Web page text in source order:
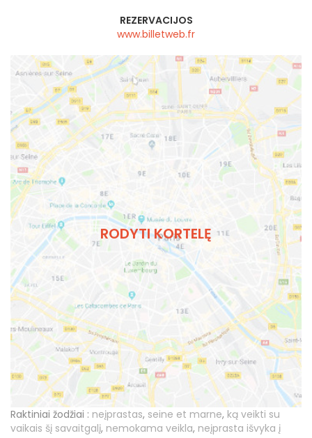
REZERVACIJOS
www.billetweb.fr
RODYTI KORTELĘ
Raktiniai žodžiai : neįprastas, seine et marne, ką veikti su
vaikais šį savaitgalį, nemokama veikla, neįprasta išvyka į